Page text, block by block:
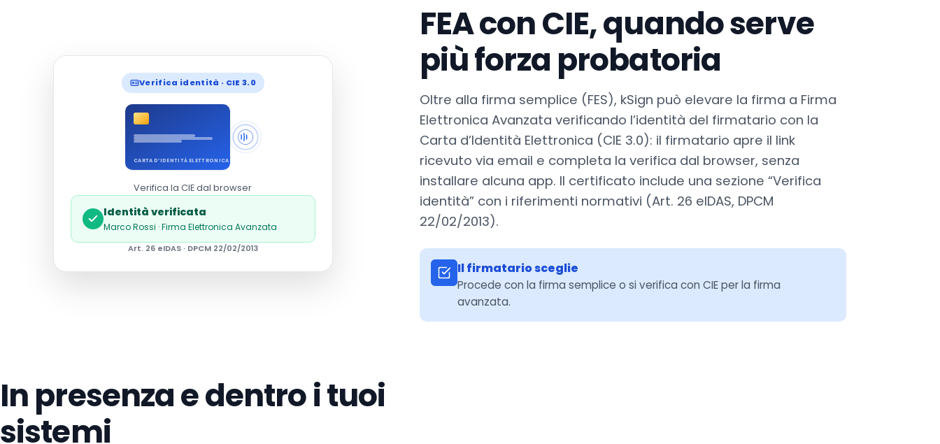
FEA con CIE, quando serve
più forza probatoria
Oltre alla firma semplice (FES), kSign può elevare la firma a Firma
Elettronica Avanzata verificando l’identità del firmatario con la
Carta d’Identità Elettronica (CIE 3.0): il firmatario apre il link
ricevuto via email e completa la verifica dal browser, senza
installare alcuna app. Il certificato include una sezione “Verifica
identità” con i riferimenti normativi (Art. 26 eIDAS, DPCM
22/02/2013).
Il firmatario sceglie
Procede con la firma semplice o si verifica con CIE per la firma
avanzata.
Verifica identità · CIE 3.0
CARTA D’IDENTITÀ ELETTRONICA
Verifica la CIE dal browser
Identità verificata
Marco Rossi · Firma Elettronica Avanzata
Art. 26 eIDAS · DPCM 22/02/2013
In presenza e dentro i tuoi
sistemi